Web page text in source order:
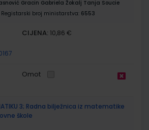
Gracin Gabriela Žokalj Tanja Soucie
Registarski broj ministarstva: 6553
CIJENA: 10,86 €
Omot
3; Radna bilježnica iz matematike
škole